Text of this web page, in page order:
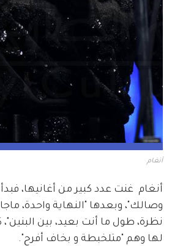
أنغام
أنغام  غنت عدد كبير من أغانيها،
وصالك"، وبعدها "النهاية واحدة،
نظرة، طول ما أنت بعيد، بين
لها وهم "متلخبطة و بخاف أفرح".